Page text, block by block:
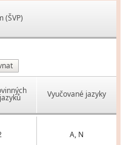
(ŠVP)
Vyučované jazyky
A, N